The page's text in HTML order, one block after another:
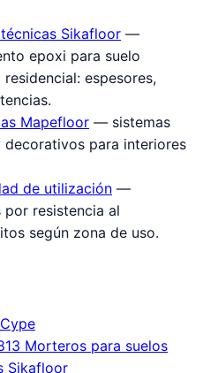
Sikafloor —
epoxi para suelo
espesores,
Mapefloor — sistemas
para interiores
de utilización —
resistencia al
según zona de uso.
Morteros para suelos
Sikafloor